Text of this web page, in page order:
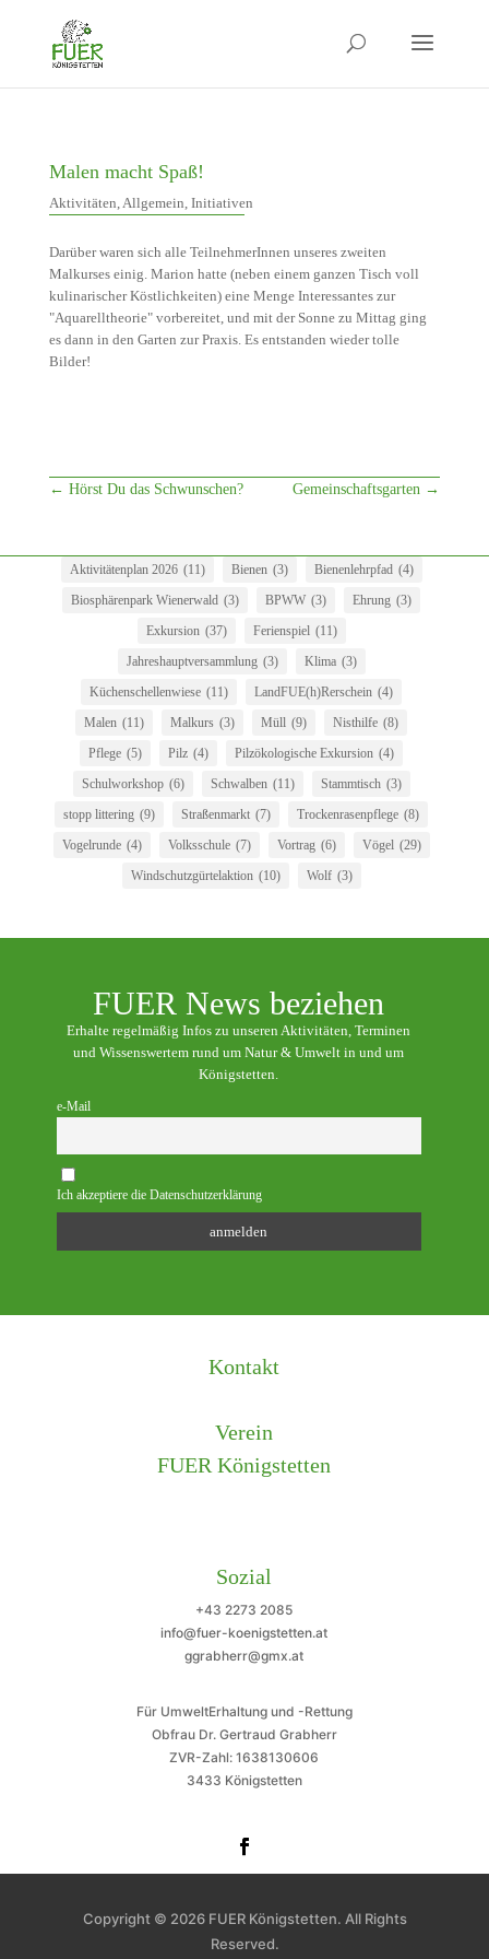
Malen macht Spaß!
Aktivitäten,Allgemein, Initiativen
Darüber waren sich alle TeilnehmerInnen unseres zweiten
Malkurses einig. Marion hatte (neben einem ganzen Tisch voll
kulinarischer Köstlichkeiten) eine Menge Interessantes zur
"Aquarelltheorie" vorbereitet, und mit der Sonne zu Mittag ging
es dann in den Garten zur Praxis. Es entstanden wieder tolle
Bilder!
← Hörst Du das Schwunschen? Gemeinschaftsgarten →
Aktivitätenplan 2026 (11) Bienen (3) Bienenlehrpfad (4)
Biosphärenpark Wienerwald (3) BPWW (3) Ehrung (3)
Exkursion (37) Ferienspiel (11)
Jahreshauptversammlung (3) Klima (3)
Küchenschellenwiese (11) LandFUE(h)Rerschein (4)
Malen (11) Malkurs (3) Müll (9) Nisthilfe (8)
Pflege (5) Pilz (4) Pilzökologische Exkursion (4)
Schulworkshop (6) Schwalben (11) Stammtisch (3)
stopp littering (9) Straßenmarkt (7) Trockenrasenpflege (8)
Vogelrunde (4) Volksschule (7) Vortrag (6) Vögel (29)
Windschutzgürtelaktion (10) Wolf (3)
FUER News beziehen
Erhalte regelmäßig Infos zu unseren Aktivitäten, Terminen
und Wissenswertem rund um Natur & Umwelt in und um
Königstetten.
e-Mail
Ich akzeptiere die Datenschutzerklärung
Kontakt
Verein
FUER Königstetten
Sozial
+43 2273 2085
info@fuer-koenigstetten.at
ggrabherr@gmx.at
Für UmweltErhaltung und -Rettung
Obfrau Dr. Gertraud Grabherr
ZVR-Zahl: 1638130606
3433 Königstetten
Copyright © 2026 FUER Königstetten. All Rights
Reserved.